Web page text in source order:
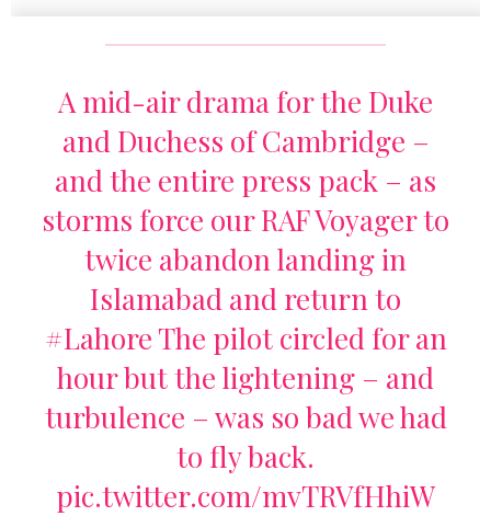
A mid-air drama for the Duke
and Duchess of Cambridge –
and the entire press pack – as
storms force our RAF Voyager to
twice abandon landing in
Islamabad and return to
#Lahore The pilot circled for an
hour but the lightening – and
turbulence – was so bad we had
to fly back.
pic.twitter.com/mvTRVfHhiW